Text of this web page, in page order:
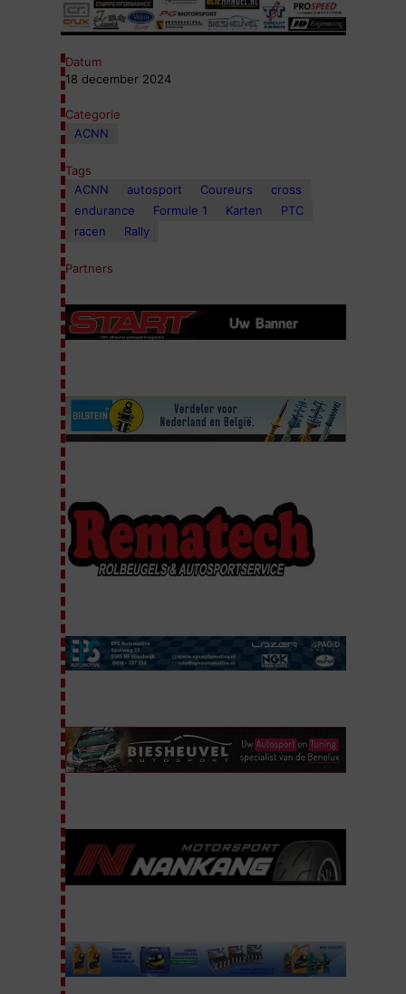
Datum
18 december 2024
Categorie
ACNN
Tags
ACNN
autosport Coureurs
cross
endurance
Formule 1 Karten
PTC
racen
Rally
Partners